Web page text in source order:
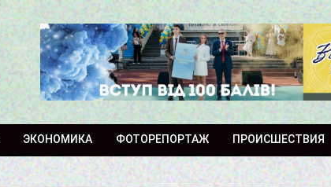
ЭКОНОМИКА ФОТОРЕПОРТАЖ ПРОИСШЕСТВИЯ